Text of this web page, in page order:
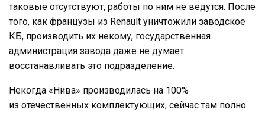
таковые отсутствуют, работы по ним не ведутся. После
того, как французы из Renault уничтожили заводское
КБ, производить их некому, государственная
администрация завода даже не думает
восстанавливать это подразделение.
Некогда «Нива» производилась на 100%
из отечественных комплектующих, сейчас там полно